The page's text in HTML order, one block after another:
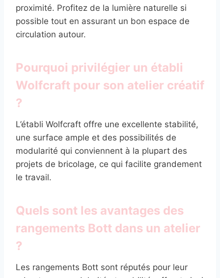
proximité. Profitez de la lumière naturelle si
possible tout en assurant un bon espace de
circulation autour.
Pourquoi privilégier un établi
Wolfcraft pour son atelier créatif
?
L’établi Wolfcraft offre une excellente stabilité,
une surface ample et des possibilités de
modularité qui conviennent à la plupart des
projets de bricolage, ce qui facilite grandement
le travail.
Quels sont les avantages des
rangements Bott dans un atelier
?
Les rangements Bott sont réputés pour leur